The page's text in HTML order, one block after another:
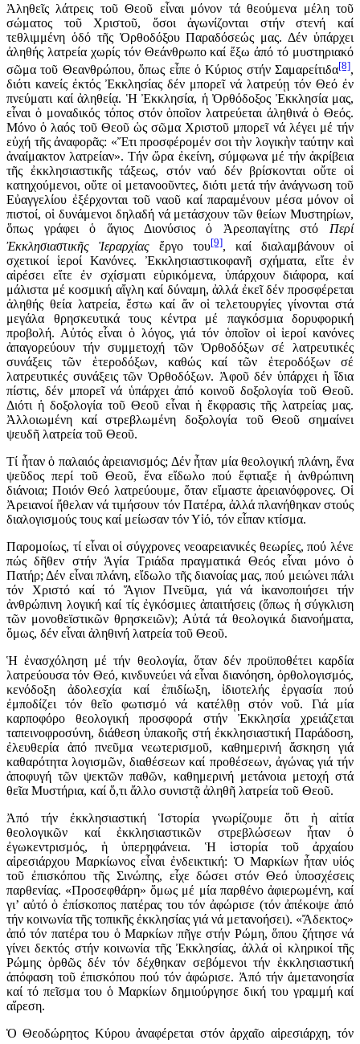
Ἀληθεῖς λάτρεις τοῦ Θεοῦ εἶναι μόνον τά θεούμενα μέλη τοῦ
σώματος τοῦ Χριστοῦ, ὅσοι ἀγωνίζονται στήν στενή καί
τεθλιμμένη ὁδό τῆς Ὀρθοδόξου Παραδόσεώς μας. Δέν ὑπάρχει
ἀληθής λατρεία χωρίς τόν Θεάνθρωπο καί ἔξω ἀπό τό μυστηριακό
σῶμα τοῦ Θεανθρώπου, ὅπως εἶπε ὁ Κύριος στήν Σαμαρείτιδα[8],
διότι κανείς ἐκτός Ἐκκλησίας δέν μπορεῖ νά λατρεύῃ τόν Θεό ἐν
πνεύματι καί ἀληθείᾳ. Ἡ Ἐκκλησία, ἡ Ὀρθόδοξος Ἐκκλησία μας,
εἶναι ὁ μοναδικός τόπος στόν ὁποῖον λατρεύεται ἀληθινά ὁ Θεός.
Μόνο ὁ λαός τοῦ Θεοῦ ὡς σῶμα Χριστοῦ μπορεῖ νά λέγει μέ τήν
εὐχή τῆς ἀναφορᾶς: «Ἔτι προσφέρομέν σοι τὴν λογικὴν ταύτην καὶ
ἀναίμακτον λατρείαν». Τήν ὤρα ἐκείνη, σύμφωνα μέ τήν ἀκρίβεια
τῆς ἐκκλησιαστικῆς τάξεως, στόν ναό δέν βρίσκονται οὔτε οἱ
κατηχούμενοι, οὔτε οἱ μετανοοῦντες, διότι μετά τήν ἀνάγνωση τοῦ
Εὐαγγελίου ἐξέρχονται τοῦ ναοῦ καί παραμένουν μέσα μόνον οἱ
πιστοί, οἱ δυνάμενοι δηλαδή νά μετάσχουν τῶν θείων Μυστηρίων,
ὅπως γράφει ὁ ἅγιος Διονύσιος ὁ Ἀρεοπαγίτης στό Περί
Ἐκκλησιαστικῆς Ἱεραρχίας ἔργο του[9], καί διαλαμβάνουν οἱ
σχετικοί ἱεροί Κανόνες. Ἐκκλησιαστικοφανῆ σχήματα, εἴτε ἐν
αἱρέσει εἴτε ἐν σχίσματι εὑρικόμενα, ὑπάρχουν διάφορα, καί
μάλιστα μέ κοσμική αἴγλη καί δύναμη, ἀλλά ἐκεῖ δέν προσφέρεται
ἀληθής θεία λατρεία, ἔστω καί ἄν οἱ τελετουργίες γίνονται στά
μεγάλα θρησκευτικά τους κέντρα μέ παγκόσμια δορυφορική
προβολή. Αὐτός εἶναι ὁ λόγος, γιά τόν ὁποῖον οἱ ἱεροί κανόνες
ἀπαγορεύουν τήν συμμετοχή τῶν Ὀρθοδόξων σέ λατρευτικές
συνάξεις τῶν ἑτεροδόξων, καθώς καί τῶν ἑτεροδόξων σέ
λατρευτικές συνάξεις τῶν Ὀρθοδόξων. Ἀφοῦ δέν ὑπάρχει ἡ ἴδια
πίστις, δέν μπορεῖ νά ὑπάρχει ἀπό κοινοῦ δοξολογία τοῦ Θεοῦ.
Διότι ἡ δοξολογία τοῦ Θεοῦ εἶναι ἡ ἔκφρασις τῆς λατρείας μας.
Ἀλλοιωμένη καί στρεβλωμένη δοξολογία τοῦ Θεοῦ σημαίνει
ψευδῆ λατρεία τοῦ Θεοῦ.
Τί ἦταν ὁ παλαιός ἀρειανισμός; Δέν ἦταν μία θεολογική πλάνη, ἕνα
ψεῦδος περί τοῦ Θεοῦ, ἕνα εἴδωλο πού ἔφτιαξε ἡ ἀνθρώπινη
διάνοια; Ποιόν Θεό λατρεύουμε, ὅταν εἴμαστε ἀρειανόφρονες. Οἱ
Ἀρειανοί ἤθελαν νά τιμήσουν τόν Πατέρα, ἀλλά πλανήθηκαν στούς
διαλογισμούς τους καί μείωσαν τόν Υἱό, τόν εἶπαν κτίσμα.
Παρομοίως, τί εἶναι οἱ σύγχρονες νεοαρειανικές θεωρίες, πού λένε
πώς δῆθεν στήν Ἁγία Τριάδα πραγματικά Θεός εἶναι μόνο ὁ
Πατήρ; Δέν εἶναι πλάνη, εἴδωλο τῆς διανοίας μας, πού μειώνει πάλι
τόν Χριστό καί τό Ἅγιον Πνεῦμα, γιά νά ἱκανοποιήσει τήν
ἀνθρώπινη λογική καί τίς ἐγκόσμιες ἀπαιτήσεις (ὅπως ἡ σύγκλιση
τῶν μονοθεϊστικῶν θρησκειῶν); Αὐτά τά θεολογικά διανοήματα,
ὅμως, δέν εἶναι ἀληθινή λατρεία τοῦ Θεοῦ.
Ἡ ἐνασχόληση μέ τήν θεολογία, ὅταν δέν προϋποθέτει καρδία
λατρεύουσα τόν Θεό, κινδυνεύει νά εἶναι διανόηση, ὀρθολογισμός,
κενόδοξη ἀδολεσχία καί ἐπιδίωξη, ἰδιοτελής ἐργασία πού
ἐμποδίζει τόν θεῖο φωτισμό νά κατέλθῃ στόν νοῦ. Γιά μία
καρποφόρο θεολογική προσφορά στήν Ἐκκλησία χρειάζεται
ταπεινοφροσύνη, διάθεση ὑπακοῆς στή ἐκκλησιαστική Παράδοση,
ἐλευθερία ἀπό πνεῦμα νεωτερισμοῦ, καθημερινή ἄσκηση γιά
καθαρότητα λογισμῶν, διαθέσεων καί προθέσεων, ἀγώνας γιά τήν
ἀποφυγή τῶν ψεκτῶν παθῶν, καθημερινή μετάνοια μετοχή στά
θεῖα Μυστήρια, καί ὅ,τι ἄλλο συνιστᾷ ἀληθῆ λατρεία τοῦ Θεοῦ.
Ἀπό τήν ἐκκλησιαστική Ἱστορία γνωρίζουμε ὅτι ἡ αἰτία
θεολογικῶν καί ἐκκλησιαστικῶν στρεβλώσεων ἦταν ὁ
ἐγωκεντρισμός, ἡ ὑπερηφάνεια. Ἡ ἱστορία τοῦ ἀρχαίου
αἱρεσιάρχου Μαρκίωνος εἶναι ἐνδεικτική: Ὁ Μαρκίων ἦταν υἱός
τοῦ ἐπισκόπου τῆς Σινώπης, εἶχε δώσει στόν Θεό ὑποσχέσεις
παρθενίας. «Προσεφθάρη» ὅμως μέ μία παρθένο ἀφιερωμέ­νη, καί
γι’ αὐτό ὁ ἐπίσκοπος πατέρας του τόν ἀφώρισε (τόν ἀπέκοψε ἀπό
τήν κοινωνία τῆς τοπικῆς ἐκκλησίας γιά νά μετανοήσει). «Ἄδεκτος»
ἀπό τόν πατέρα του ὁ Μαρκίων πῆγε στήν Ρώμη, ὅπου ζήτησε νά
γίνει δεκτός στήν κοινωνία τῆς Ἐκκλησίας, ἀλλά οἱ κληρικοί τῆς
Ρώμης ὀρθῶς δέν τόν δέχθηκαν σεβόμενοι τήν ἐκκλησιαστική
ἀπόφαση τοῦ ἐπισκόπου πού τόν ἀφώρισε. Ἀπό τήν ἀμετανοησία
καί τό πεῖσμα του ὁ Μαρκίων δημιούργησε δική του γραμμή καί
αἵρεση.
Ὁ Θεοδώρητος Κύρου ἀναφέρεται στόν ἀρχαῖο αἱρεσιάρχη, τόν